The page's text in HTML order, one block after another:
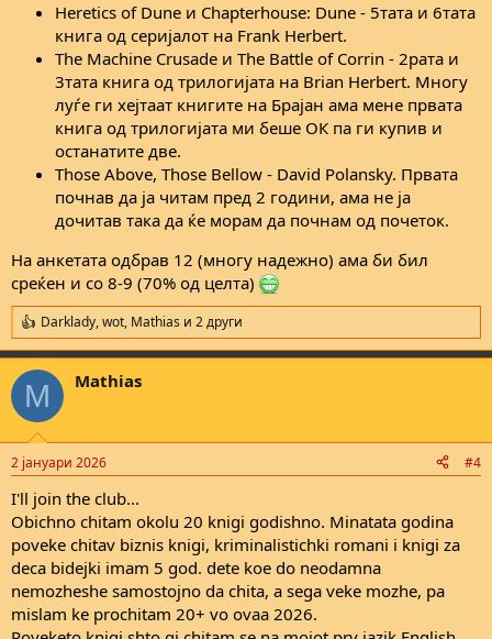
Heretics of Dune и Chapterhouse: Dune - 5тата и 6тата
книга од серијалот на Frank Herbert.
The Machine Crusade и The Battle of Corrin - 2рата и
3тата книга од трилогијата на Brian Herbert. Многу
луѓе ги хејтаат книгите на Брајан ама мене првата
книга од трилогијата ми беше ОК па ги купив и
останатите две.
Those Above, Those Bellow - David Polansky. Првата
почнав да ја читам пред 2 години, ама не ја
дочитав така да ќе морам да почнам од почеток.
На анкетата одбрав 12 (многу надежно) ама би бил
среќен и со 8-9 (70% од целта)
R
e
a
c
i
n
s
Darklady,wot, Mathias и 2 други
M Mathias
2 јануари 2026 #4
I'll join the club...
Obichno chitam okolu 20 knigi godishno. Minatata godina
poveke chitav biznis knigi, kriminalistichki romani i knigi za
deca bidejki imam 5 god. dete koe do neodamna
nemozheshe samostojno da chita, a sega veke mozhe, pa
mislam ke prochitam 20+ vo ovaa 2026.